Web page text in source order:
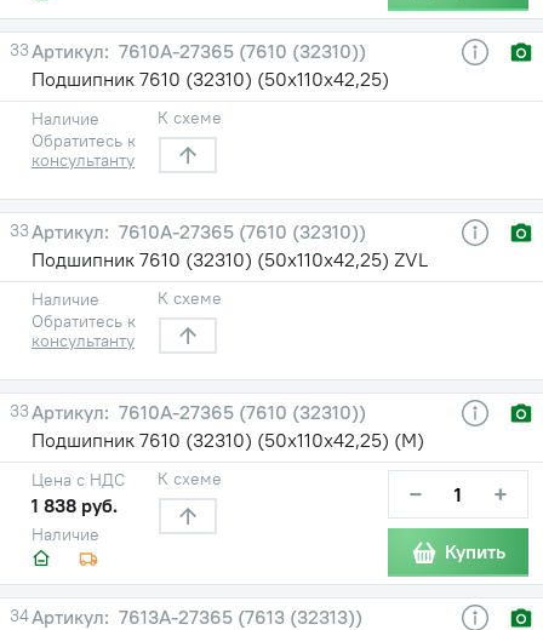
33
7610А-27365 (7610 (32310))
Подшипник 7610 (32310) (50х110х42,25)
Наличие
Обратитесь к
консультанту
К схеме
33
7610А-27365 (7610 (32310))
Подшипник 7610 (32310) (50х110х42,25) ZVL
Наличие
Обратитесь к
консультанту
К схеме
33
7610А-27365 (7610 (32310))
Подшипник 7610 (32310) (50х110х42,25) (М)
Наличие
Цена с НДС
1 838 руб.
К схеме − +
Купить
34
7613А-27365 (7613 (32313))